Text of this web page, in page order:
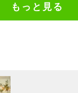
もっと見る